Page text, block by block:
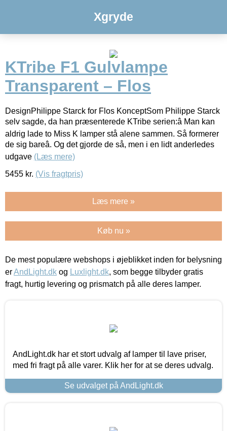
Xgryde
KTribe F1 Gulvlampe
Transparent – Flos
DesignPhilippe Starck for Flos KonceptSom Philippe Starck
selv sagde, da han præsenterede KTribe serien:â Man kan
aldrig lade to Miss K lamper stå alene sammen. Så formerer
de sig bareâ. Og det gjorde de så, men i en lidt anderledes
udgave (Læs mere)
5455 kr. (Vis fragtpris)
Læs mere »
Køb nu »
De mest populære webshops i øjeblikket inden for belysning
erAndLight.dk og Luxlight.dk, som begge tilbyder gratis
fragt, hurtig levering og prismatch på alle deres lamper.
AndLight.dk har et stort udvalg af lamper til lave priser,
med fri fragt på alle varer. Klik her for at se deres udvalg.
Se udvalget på AndLight.dk